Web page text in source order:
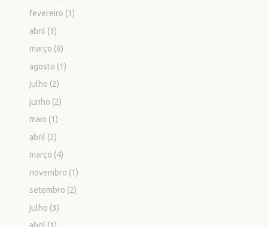
fevereiro (1)
abril (1)
março (8)
agosto (1)
julho (2)
junho (2)
maio (1)
abril (2)
março (4)
novembro (1)
setembro (2)
julho (3)